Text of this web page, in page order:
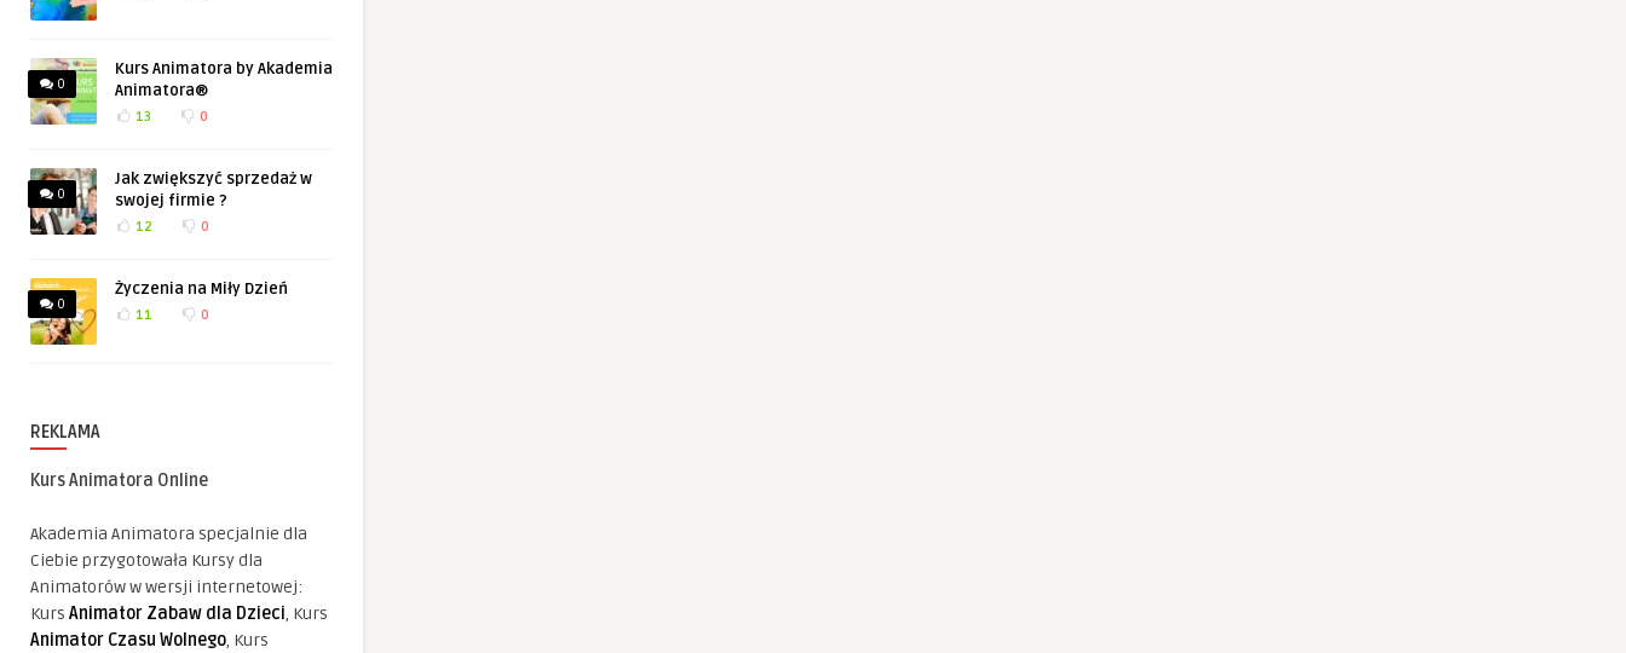
0
Kurs Animatora by Akademia
Animatora®
13 0
0
Jak zwiększyć sprzedaż w
swojej firmie ?
12 0
0
Życzenia na Miły Dzień
11 0
REKLAMA
Kurs Animatora Online
Akademia Animatora specjalnie dla
Ciebie przygotowała Kursy dla
Animatorów w wersji internetowej:
Kurs Animator Zabaw dla Dzieci, Kurs
Animator Czasu Wolnego, Kurs